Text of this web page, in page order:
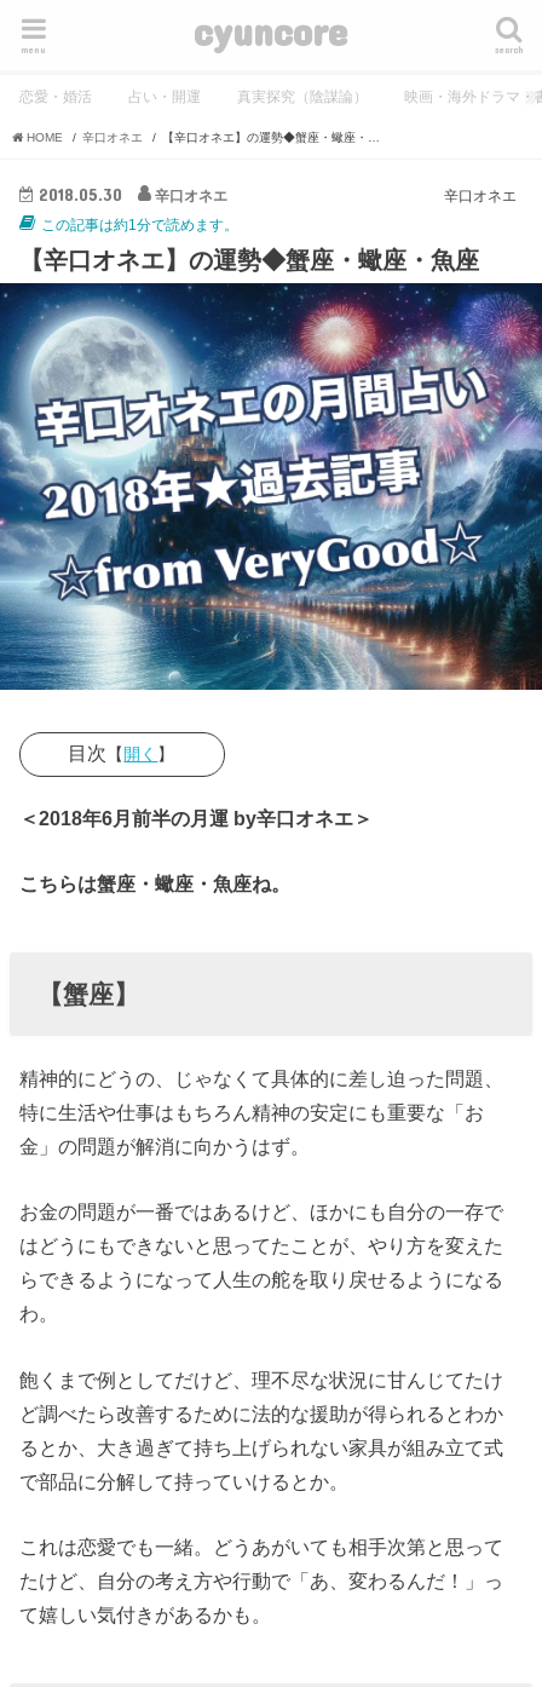
cyuncore search
menu
恋愛・婚活 占い・開運 真実探究（陰謀論） 映画・海外ドラマ・
HOME 辛口オネエ
辛口オネエ
2018.05.30
辛口オネエ
この記事は約1分で読めます。
【辛口オネエ】の運勢◆蟹座・蠍座・魚座
目次 【開く 】
› 【蟹座】
› 【魚座】
＜2018年6月前半の月運 by辛口オネエ＞
こちらは蟹座・蠍座・魚座ね。
【蟹座】
精神的にどうの、じゃなくて具体的に差し迫った問題、
特に生活や仕事はもちろん精神の安定にも重要な「お
金」の問題が解消に向かうはず。
お金の問題が一番ではあるけど、ほかにも自分の一存で
はどうにもできないと思ってたことが、やり方を変えた
らできるようになって人生の舵を取り戻せるようになる
わ。
飽くまで例としてだけど、理不尽な状況に甘んじてたけ
ど調べたら改善するために法的な援助が得られるとわか
るとか、大き過ぎて持ち上げられない家具が組み立て式
で部品に分解して持っていけるとか。
これは恋愛でも一緒。どうあがいても相手次第と思って
たけど、自分の考え方や行動で「あ、変わるんだ！」っ
て嬉しい気付きがあるかも。